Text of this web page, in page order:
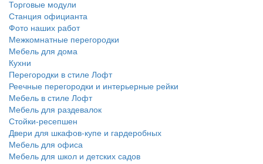
Торговые модули
Станция официанта
Фото наших работ
Межкомнатные перегородки
Мебель для дома
Кухни
Перегородки в стиле Лофт
Реечные перегородки и интерьерные рейки
Мебель в стиле Лофт
Мебель для раздевалок
Стойки-ресепшен
Двери для шкафов-купе и гардеробных
Мебель для офиса
Мебель для школ и детских садов